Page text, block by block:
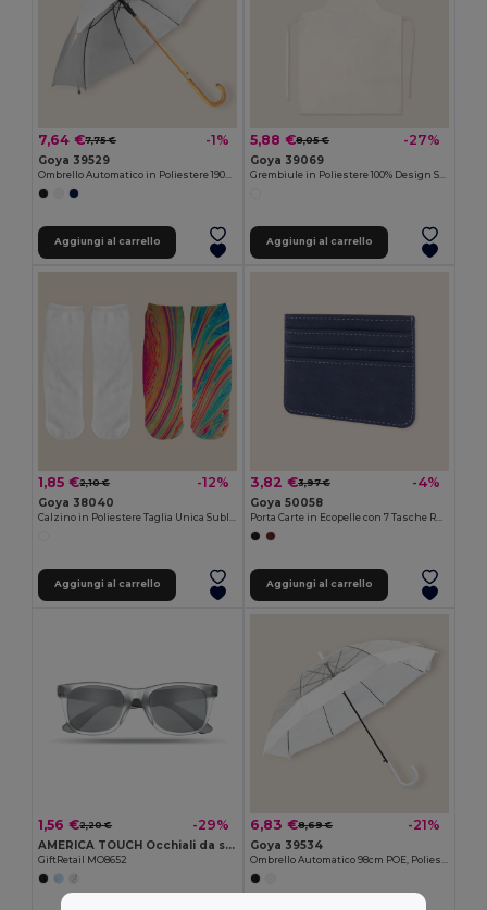
7,64 €7,75 € -1%
Goya 39529
Aggiungi al carrello
5,88 €8,05 € -27%
Goya 39069
Aggiungi al carrello
1,85 €2,10 € -12%
Goya 38040
Aggiungi al carrello
3,82 €3,97 € -4%
Goya 50058
Aggiungi al carrello
1,56 €2,20 € -29%
AMERICA TOUCH Occhiali da sole con lenti spe
GiftRetail MO8652
6,83 €8,69 € -21%
Goya 39534